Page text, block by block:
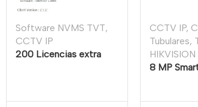
Software NVMS TVT,
CCTV IP
200 Licencias extra
CCTV IP,
Tubulares,
HIKVISION
8 MP